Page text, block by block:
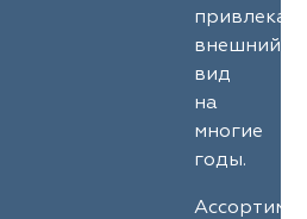
внешний
вид
на
многие
годы.